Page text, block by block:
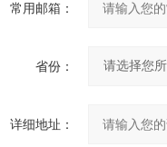
常用邮箱：
省份：
详细地址：